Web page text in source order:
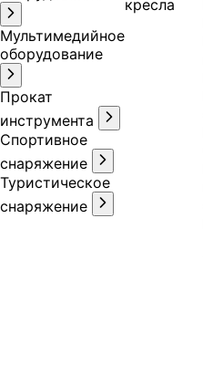
Мультимедийное
оборудование
Прокат
инструмента
Спортивное
снаряжение
Туристическое
снаряжение
кресла